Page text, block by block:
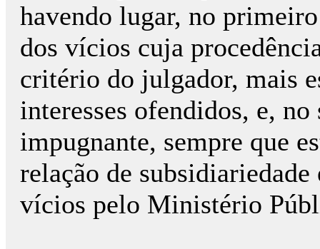
havendo lugar, no
dos vícios cuja
critério do julgador, mais
interesses ofendidos, e,
impugnante, sempre que
relação de
vícios pelo Ministério